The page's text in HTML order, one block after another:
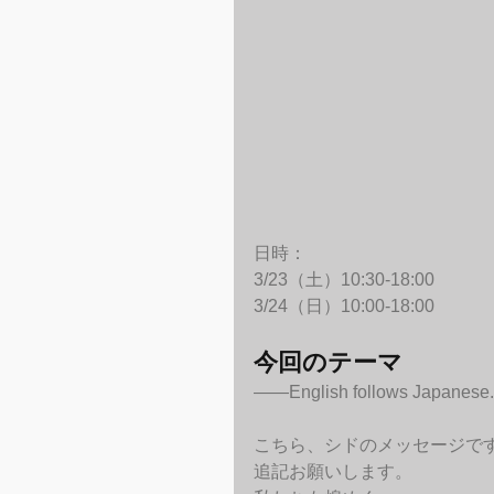
日時：
3/23（土）10:30-18:00
3/24（日）10:00-18:00
今回のテーマ
——English follows Japanese.
こちら、シドのメッセージで
追記お願いします。